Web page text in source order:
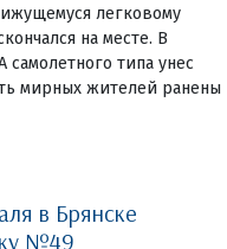
легковому
на месте. В
типа унес
мирных жителей ранены
в Брянске
№49